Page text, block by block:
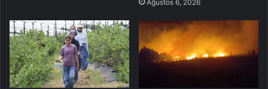
Ağustos 6, 2026